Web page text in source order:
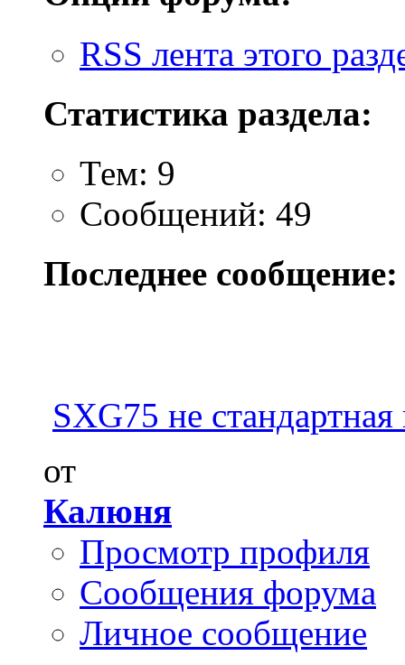
RSS лента этого
Статистика раздела:
Тем: 9
Сообщений: 49
Последнее сообщение:
SXG75 не
от
Калюня
Просмотр профиля
Сообщения форума
Личное сообщение